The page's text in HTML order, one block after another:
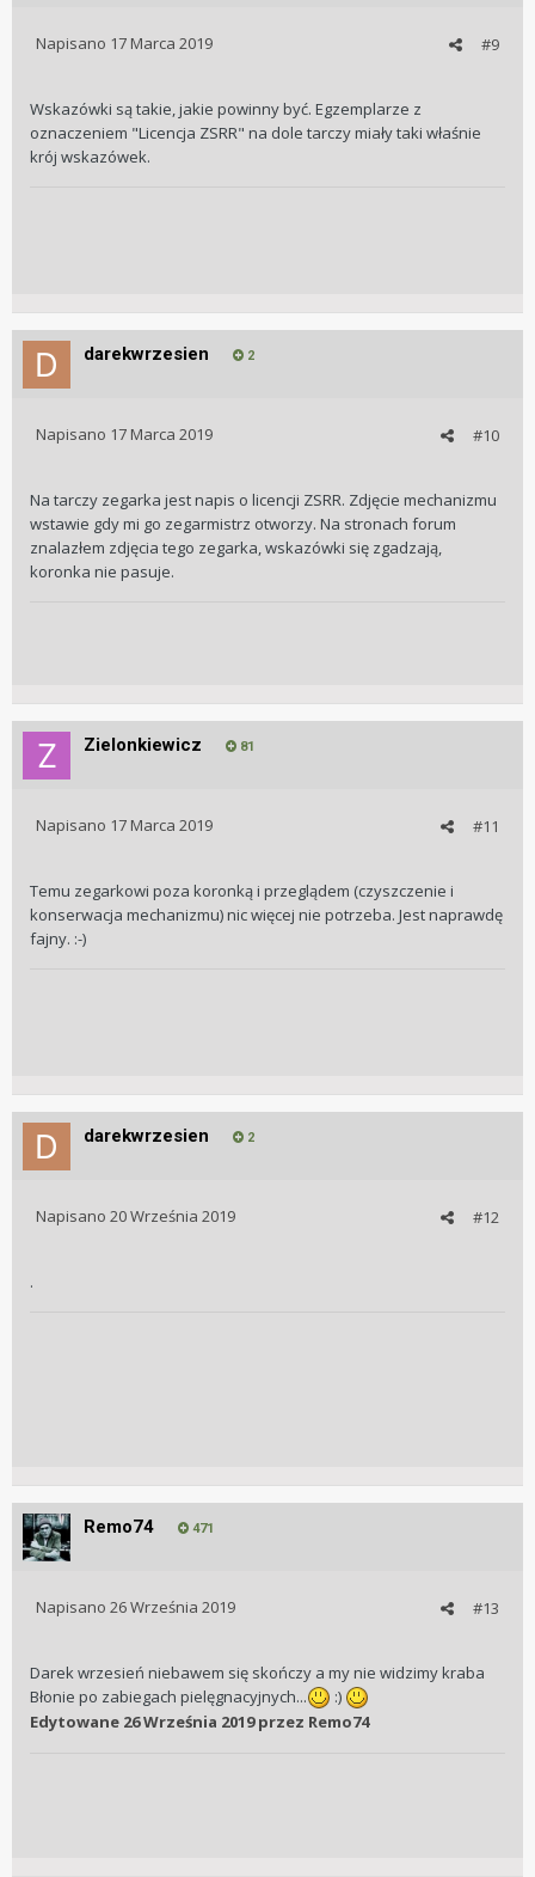
#9
Napisano 17 Marca 2019
Wskazówki są takie, jakie powinny być. Egzemplarze z
oznaczeniem "Licencja ZSRR" na dole tarczy miały taki właśnie
krój wskazówek.
darekwrzesien 2
#10
Napisano 17 Marca 2019
Na tarczy zegarka jest napis o licencji ZSRR. Zdjęcie mechanizmu
wstawie gdy mi go zegarmistrz otworzy. Na stronach forum
znalazłem zdjęcia tego zegarka, wskazówki się zgadzają,
koronka nie pasuje.
Zielonkiewicz 81
#11
Napisano 17 Marca 2019
Temu zegarkowi poza koronką i przeglądem (czyszczenie i
konserwacja mechanizmu) nic więcej nie potrzeba. Jest naprawdę
fajny. :-)
darekwrzesien 2
#12
Napisano 20 Września 2019
.
Remo74 471
#13
Napisano 26 Września 2019
Darek wrzesień niebawem się skończy a my nie widzimy kraba
Błonie po zabiegach pielęgnacyjnych...
:)
Edytowane 26 Września 2019przez Remo74